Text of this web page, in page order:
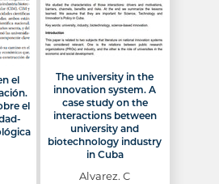
el
el
The university in the
innovation system. A
case study on the
interactions between
university and
biotechnology industry
in Cuba
Alvarez. C